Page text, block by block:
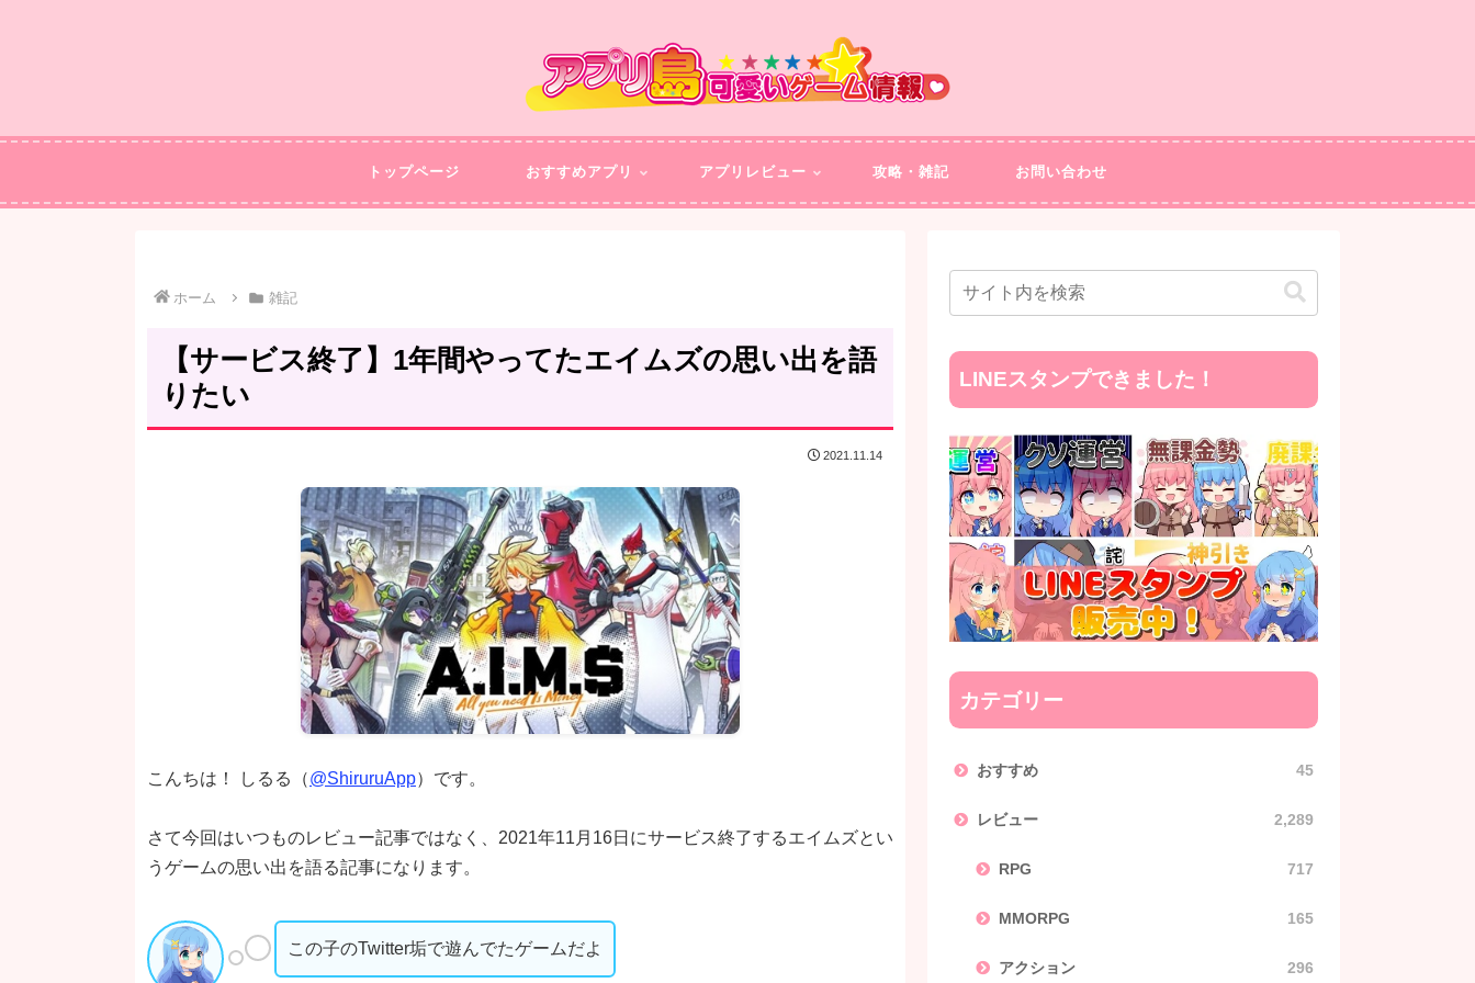
トップページ おすすめアプリ アプリレビュー 攻略・雑記 お問い合わせ
ホーム 雑記
【サービス終了】1年間やってたエイムズの思い出を語
りたい
2021.11.14
こんちは！ しるる（@ShiruruApp）です。
さて今回はいつものレビュー記事ではなく、2021年11月16日にサービス終了するエイムズとい
うゲームの思い出を語る記事になります。
この子のTwitter垢で遊んでたゲームだよ
LINEスタンプできました！
カテゴリー
おすすめ 45
レビュー 2,289
RPG 717
MMORPG 165
アクション 296